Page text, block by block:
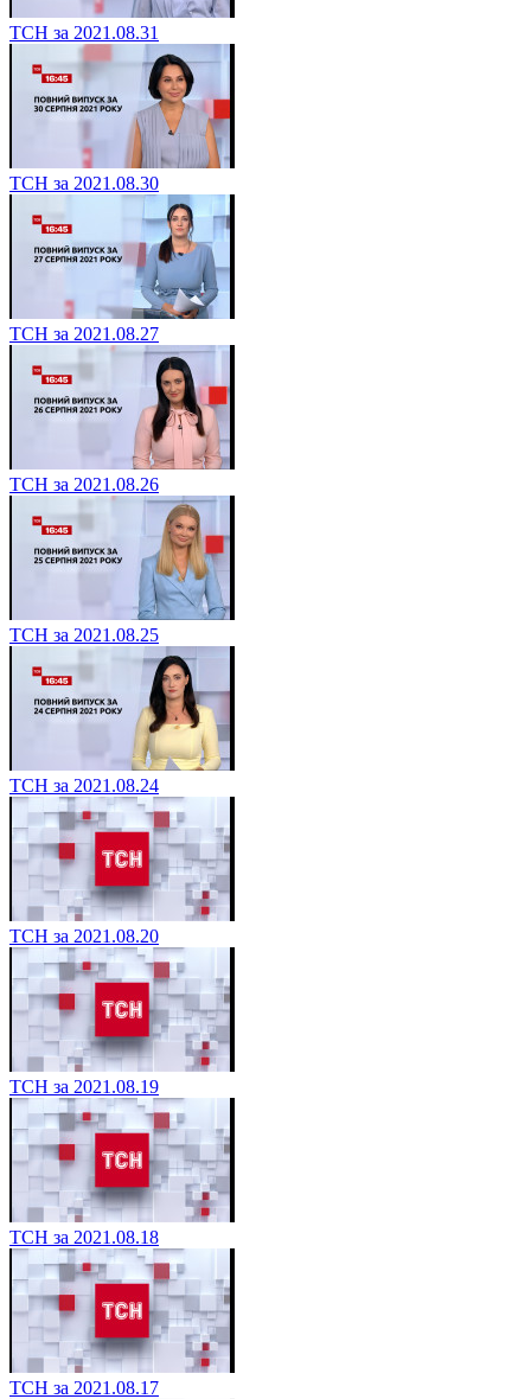
ТСН за 2021.08.31
ТСН за 2021.08.30
ТСН за 2021.08.27
ТСН за 2021.08.26
ТСН за 2021.08.25
ТСН за 2021.08.24
ТСН за 2021.08.20
ТСН за 2021.08.19
ТСН за 2021.08.18
ТСН за 2021.08.17